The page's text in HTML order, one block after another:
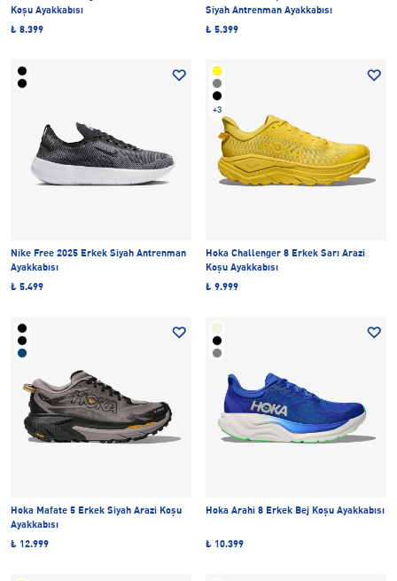
Koşu Ayakkabısı
₺ 8.399
Siyah Antrenman Ayakkabısı
₺ 5.399
Nike Free 2025 Erkek Siyah Antrenman
Ayakkabısı
₺ 5.499
+3
Hoka Challenger 8 Erkek Sarı Arazi
Koşu Ayakkabısı
₺ 9.999
Hoka Mafate 5 Erkek Siyah Arazi Koşu
Ayakkabısı
₺ 12.999
Hoka Arahi 8 Erkek Bej Koşu Ayakkabısı
₺ 10.399